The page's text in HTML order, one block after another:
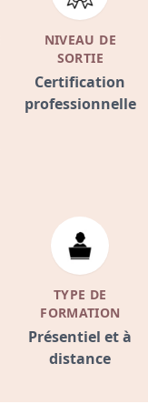
NIVEAU DE
SORTIE
Certification
professionnelle
TYPE DE
FORMATION
Présentiel et à
distance